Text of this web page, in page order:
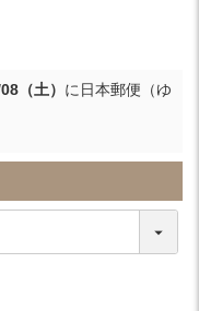
（土） に 日本郵便（ゆ